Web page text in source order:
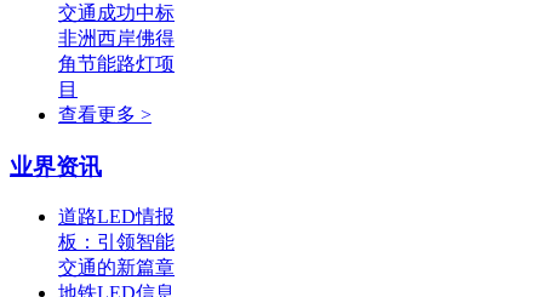
交通成功中标
非洲西岸佛得
角节能路灯项
目
查看更多 >
业界资讯
道路LED情报
板：引领智能
交通的新篇章